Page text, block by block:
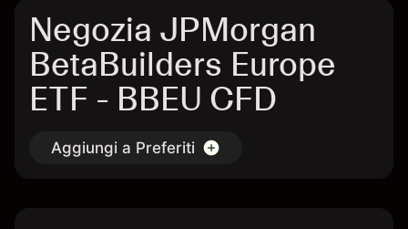
Negozia JPMorgan
BetaBuilders Europe
ETF - BBEU CFD
Aggiungi a Preferiti